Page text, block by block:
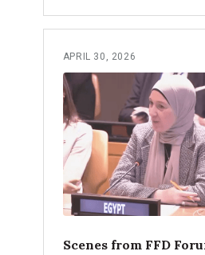
APRIL 30, 2026
Scenes from FFD